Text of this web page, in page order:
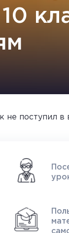
не поступил в